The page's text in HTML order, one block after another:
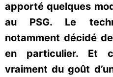
apporté quelques
au PSG. Le
notamment décidé
en particulier. Et
vraiment du goût